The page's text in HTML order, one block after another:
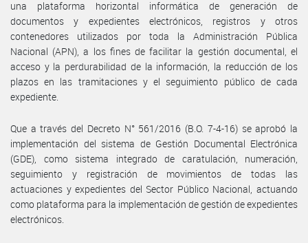
una plataforma horizontal informática de generación de
documentos y expedientes electrónicos, registros y otros
contenedores utilizados por toda la Administración Pública
Nacional (APN), a los fines de facilitar la gestión documental, el
acceso y la perdurabilidad de la información, la reducción de los
plazos en las tramitaciones y el seguimiento público de cada
expediente.
Que a través del Decreto N° 561/2016 (B.O. 7-4-16) se aprobó la
implementación del sistema de Gestión Documental Electrónica
(GDE), como sistema integrado de caratulación, numeración,
seguimiento y registración de movimientos de todas las
actuaciones y expedientes del Sector Público Nacional, actuando
como plataforma para la implementación de gestión de expedientes
electrónicos.